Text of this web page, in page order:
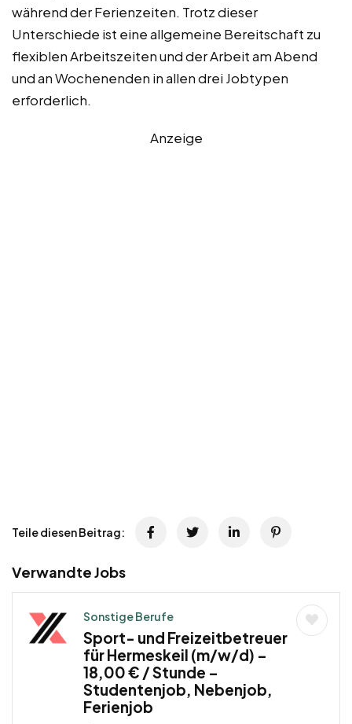
während der Ferienzeiten. Trotz dieser
Unterschiede ist eine allgemeine Bereitschaft zu
flexiblen Arbeitszeiten und der Arbeit am Abend
und an Wochenenden in allen drei Jobtypen
erforderlich.
Anzeige
Teile diesen Beitrag:
Verwandte Jobs
Sonstige Berufe
Sport- und Freizeitbetreuer
für Hermeskeil (m/w/d) –
18,00 € / Stunde –
Studentenjob, Nebenjob,
Ferienjob